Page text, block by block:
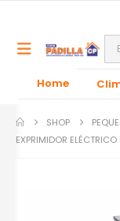
Home
SHOP
EXPRIMIDOR